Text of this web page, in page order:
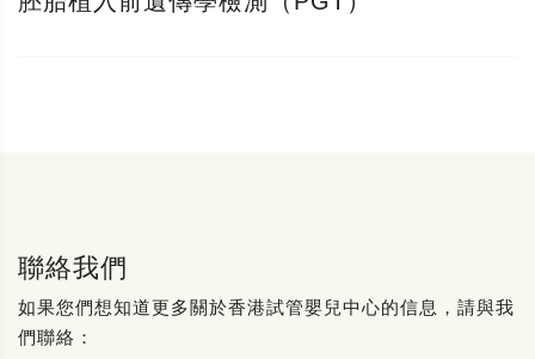
聯絡我們
如果您們想知道更多關於香港試管嬰兒中心的信息，請與我
們聯絡：